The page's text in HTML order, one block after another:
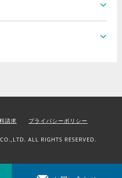
請求 プライバシーポリシー
ALL RIGHTS RESERVED.